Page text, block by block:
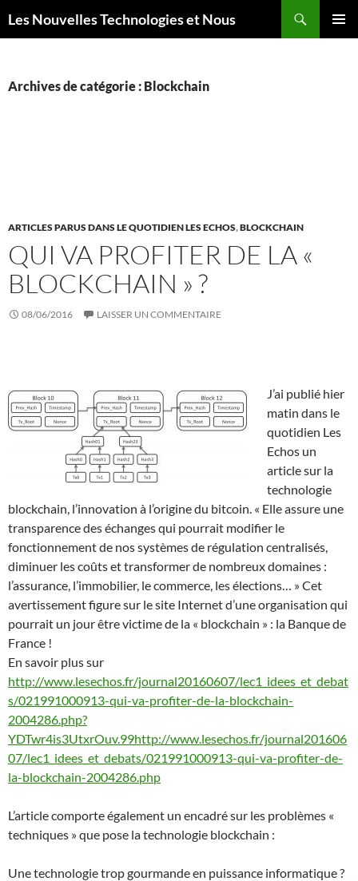
auLes Nouvelles Technologies et Nous
Archives de catégorie : Blockchain
ARTICLES PARUS DANS LE QUOTIDIEN LES ECHOS,BLOCKCHAIN
QUI VA PROFITER DE LA «
BLOCKCHAIN » ?
08/06/2016 LAISSER UN COMMENTAIRE
J’ai publié hier
matin dans le
quotidien Les
Echos un
article sur la
technologie
blockchain, l’innovation à l’origine du bitcoin. « Elle assure une
transparence des échanges qui pourrait modifier le
fonctionnement de nos systèmes de régulation centralisés,
diminuer les coûts et transformer de nombreux domaines :
l’assurance, l’immobilier, le commerce, les élections… » Cet
avertissement figure sur le site Internet d’une organisation qui
pourrait un jour être victime de la « blockchain » : la Banque de
France !
En savoir plus sur
http://www.lesechos.fr/journal20160607/lec1_idees_et_debat
s/021991000913-qui-va-profiter-de-la-blockchain-
2004286.php?
YDTwr4is3UtxrOuv.99http://www.lesechos.fr/journal201606
07/lec1_idees_et_debats/021991000913-qui-va-profiter-de-
la-blockchain-2004286.php
L’article comporte également un encadré sur les problèmes «
techniques » que pose la technologie blockchain :
Une technologie trop gourmande en puissance informatique ?